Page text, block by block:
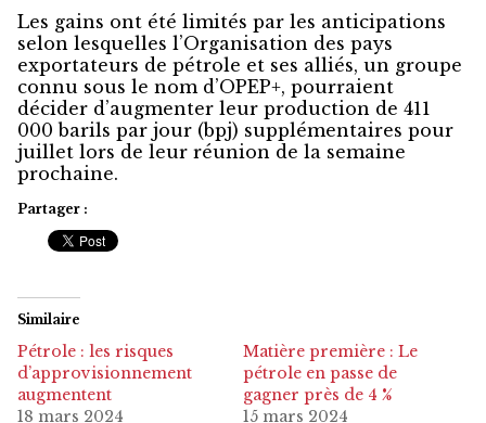
Les gains ont été limités par les anticipations
selon lesquelles l’Organisation des pays
exportateurs de pétrole et ses alliés, un groupe
connu sous le nom d’OPEP+, pourraient
décider d’augmenter leur production de 411
000 barils par jour (bpj) supplémentaires pour
juillet lors de leur réunion de la semaine
prochaine.
Partager :
Similaire
Pétrole : les risques
d’approvisionnement
augmentent
18 mars 2024
Matière première : Le
pétrole en passe de
gagner près de 4 %
15 mars 2024